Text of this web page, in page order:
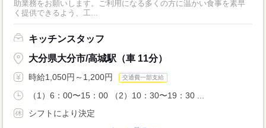
助業務をお願いします。ご利用になる多くの方に温かい食事を素早
く提供できるよう、工...
キッチンスタッフ
大分県大分市/高城駅（車 11分）
時給1,050円～1,200円 交通費一部支給
（1）6：00〜15：00 （2）10：30〜19：30 ...
シフトにより決定